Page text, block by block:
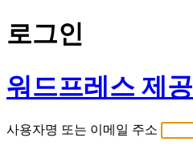
로그인
워드프레스 제공
사용자명 또는 이메일 주소